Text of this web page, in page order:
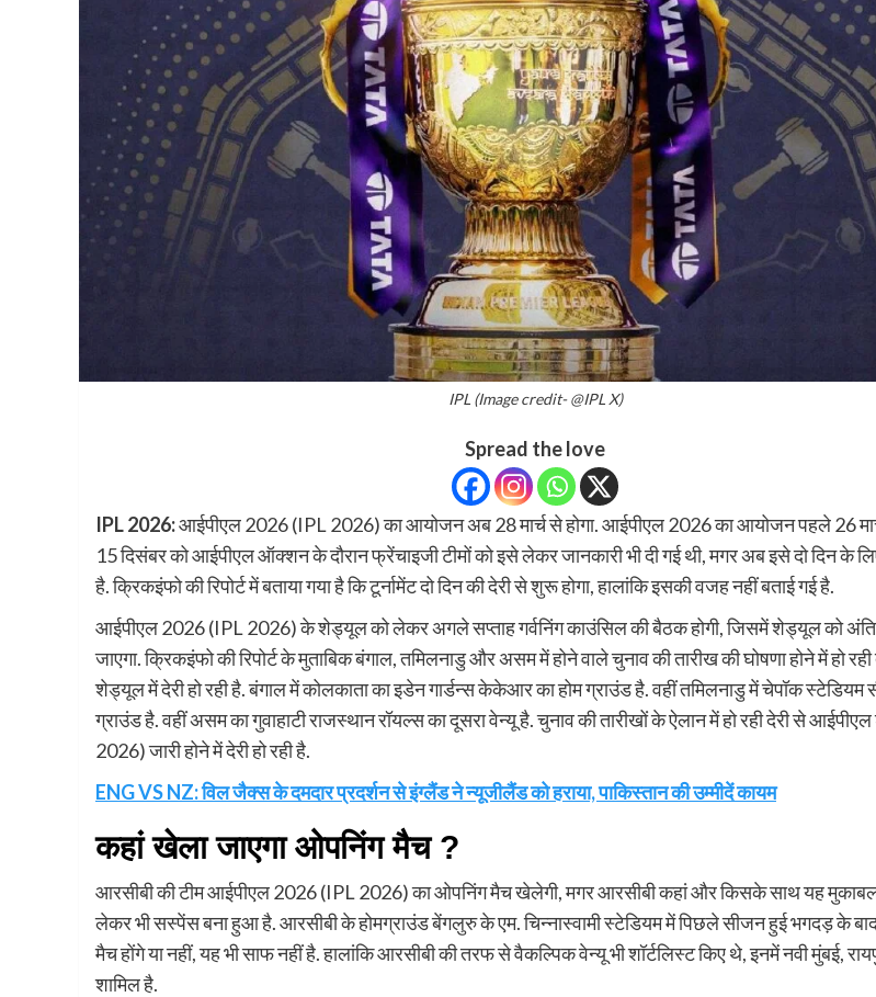
IPL (Image credit- @IPL X)
Spread the love
IPL 2026:आईपीएल 2026 (IPL 2026) का आयोजन अब 28 मार्च से होगा. आईपीएल 2026 का आयोजन पहले 26
15 दिसंबर को आईपीएल ऑक्शन के दौरान फ्रेंचाइजी टीमों को इसे लेकर जानकारी भी दी गई थी, मगर अब इसे दो दिन के
है. क्रिकइंफो की रिपोर्ट में बताया गया है कि टूर्नामेंट दो दिन की देरी से शुरू होगा, हालांकि इसकी वजह नहीं बताई गई है.
आईपीएल 2026 (IPL 2026) के शेड्यूल को लेकर अगले सप्ताह गर्वनिंग काउंसिल की बैठक होगी, जिसमें शेड्यूल को
जाएगा. क्रिकइंफो की रिपोर्ट के मुताबिक बंगाल, तमिलनाडु और असम में होने वाले चुनाव की तारीख की घोषणा होने में हो
शेड्यूल में देरी हो रही है. बंगाल में कोलकाता का इडेन गार्डन्स केकेआर का होम ग्राउंड है. वहीं तमिलनाडु में चेपॉक स्टेडियम
ग्राउंड है. वहीं असम का गुवाहाटी राजस्थान रॉयल्स का दूसरा वेन्यू है. चुनाव की तारीखों के ऐलान में हो रही देरी से
2026) जारी होने में देरी हो रही है.
ENG VS NZ: विल जैक्स के दमदार प्रदर्शन से इंग्लैंड ने न्यूजीलैंड को हराया, पाकिस्तान की उम्मीदें कायम
कहां खेला जाएगा ओपनिंग मैच ?
आरसीबी की टीम आईपीएल 2026 (IPL 2026) का ओपनिंग मैच खेलेगी, मगर आरसीबी कहां और किसके साथ यह
लेकर भी सस्पेंस बना हुआ है. आरसीबी के होमग्राउंड बेंगलुरु के एम. चिन्नास्वामी स्टेडियम में पिछले सीजन हुई भगदड़ के बाद
मैच होंगे या नहीं, यह भी साफ नहीं है. हालांकि आरसीबी की तरफ से वैकल्पिक वेन्यू भी शॉर्टलिस्ट किए थे, इनमें नवी मुंबई,
शामिल है.